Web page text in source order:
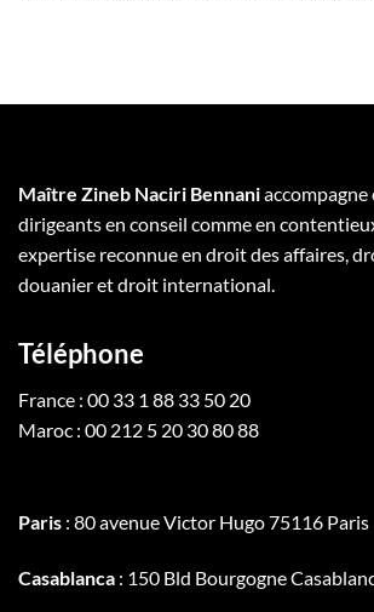
Maître Zineb Naciri Bennani
dirigeants en conseil comme en
expertise reconnue en droit des affaires,
douanier et droit international.
Téléphone
France : 00 33 1 88 33 50 20
Maroc : 00 212 5 20 30 80 88
Paris : 80 avenue Victor Hugo 75116 Paris
Casablanca : 150 Bld Bourgogne